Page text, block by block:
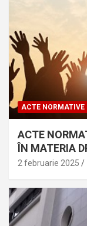
ACTE NORMATIVE
ACTE
ÎN MATERIA
2 februarie 2025